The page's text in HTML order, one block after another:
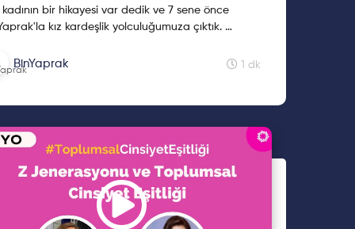
kadının bir hikayesi var dedik ve 7 sene önce
kız kardeşlik yolculuğumuza çıktık.
BinYaprak 1 dk